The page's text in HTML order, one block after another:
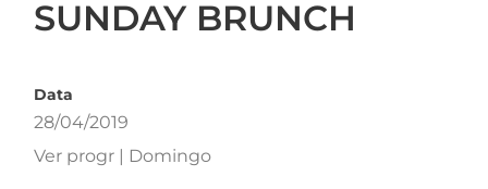
SUNDAY BRUNCH
Data
28/04/2019
Ver progr | Domingo